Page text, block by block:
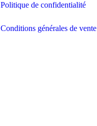
Politique de confidentialité
Conditions générales de vente